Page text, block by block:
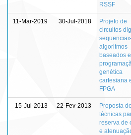
RSSF
11-Mar-2019 30-Jul-2018
Projeto de
circuitos
algoritmos
baseados
genética
cartesiana
FPGA
15-Jul-2013 22-Fev-2013
Proposta de
técnicas
reserva de
e